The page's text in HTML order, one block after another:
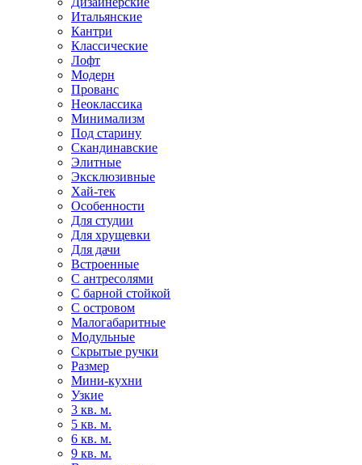
Итальянские
Кантри
Классические
Лофт
Модерн
Прованс
Неоклассика
Минимализм
Под старину
Скандинавские
Элитные
Эксклюзивные
Хай-тек
Особенности
Для студии
Для хрущевки
Для дачи
Встроенные
С антресолями
С барной стойкой
С островом
Малогабаритные
Модульные
Скрытые ручки
Размер
Мини-кухни
Узкие
3 кв. м.
5 кв. м.
6 кв. м.
9 кв. м.